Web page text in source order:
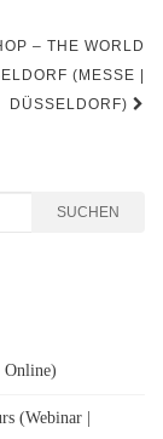
– THE WORLD
(MESSE |
DÜSSELDORF)
SUCHEN
Online)
(Webinar |